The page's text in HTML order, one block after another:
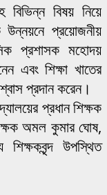
বিভিন্ন বিষয় নিয়ে
উন্নয়নে প্রয়োজনীয়
প্রশাসক মহোদয়
এবং শিক্ষা খাতের
প্রদান করেন।
প্রধান শিক্ষক
অমল কুমার ঘোষ,
উপস্থিত